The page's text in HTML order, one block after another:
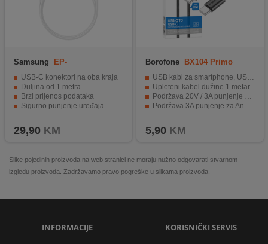
Samsung
EP-
USB-C konektori na oba kraja
Duljina od 1 metra
Brzi prijenos podataka
Sigurno punjenje uređaja
29,90 KM
Borofone BX104 Primo
USB kabl za smartphone, USB type C
Upleteni kabel dužine 1 metar
Podržava 20V / 3A punjenje za prijenosna računala
Podržava 3A punjenje za Android telefone
5,90 KM
Slike pojedinih proizvoda na web stranici ne moraju nužno odgovarati stvarnom
izgledu proizvoda. Zadržavamo pravo pogreške u slikama proizvoda.
INFORMACIJE KORISNIČKI SERVIS